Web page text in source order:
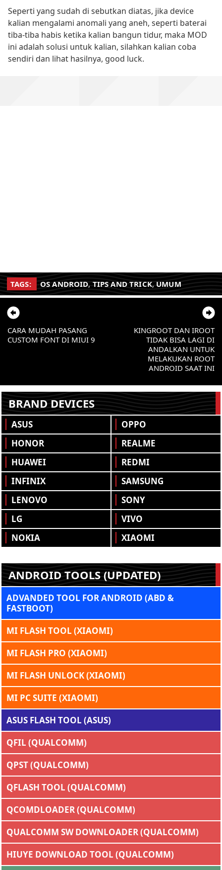
Seperti yang sudah di sebutkan diatas, jika device
kalian mengalami anomali yang aneh, seperti baterai
tiba-tiba habis ketika kalian bangun tidur, maka MOD
ini adalah solusi untuk kalian, silahkan kalian coba
sendiri dan lihat hasilnya, good luck.
TAGS: OS ANDROID, TIPS AND TRICK, UMUM
KINGROOT DAN IROOT
TIDAK BISA LAGI DI
ANDALKAN UNTUK
MELAKUKAN ROOT
ANDROID SAAT INI
CARA MUDAH PASANG
CUSTOM FONT DI MIUI 9
BRAND DEVICES
ASUS
HONOR
HUAWEI
INFINIX
LENOVO
LG
NOKIA
OPPO
REALME
REDMI
SAMSUNG
SONY
VIVO
XIAOMI
ANDROID TOOLS (UPDATED)
ADVANDED TOOL FOR ANDROID (ABD &
FASTBOOT)
MI FLASH TOOL (XIAOMI)
MI FLASH PRO (XIAOMI)
MI FLASH UNLOCK (XIAOMI)
MI PC SUITE (XIAOMI)
ASUS FLASH TOOL (ASUS)
QFIL (QUALCOMM)
QPST (QUALCOMM)
QFLASH TOOL (QUALCOMM)
QCOMDLOADER (QUALCOMM)
QUALCOMM SW DOWNLOADER (QUALCOMM)
HIUYE DOWNLOAD TOOL (QUALCOMM)